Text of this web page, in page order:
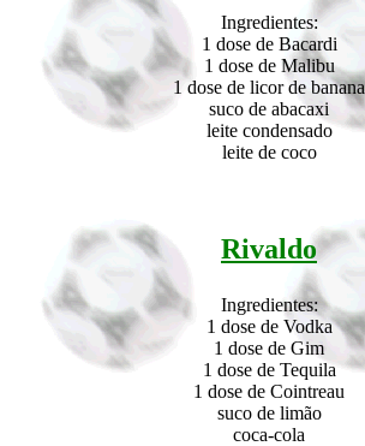
Ingredientes:
1 dose de Bacardi
1 dose de Malibu
1 dose de licor de banana
suco de abacaxi
leite condensado
leite de coco
Rivaldo
Ingredientes:
1 dose de Vodka
1 dose de Gim
1 dose de Tequila
1 dose de Cointreau
suco de limão
coca-cola